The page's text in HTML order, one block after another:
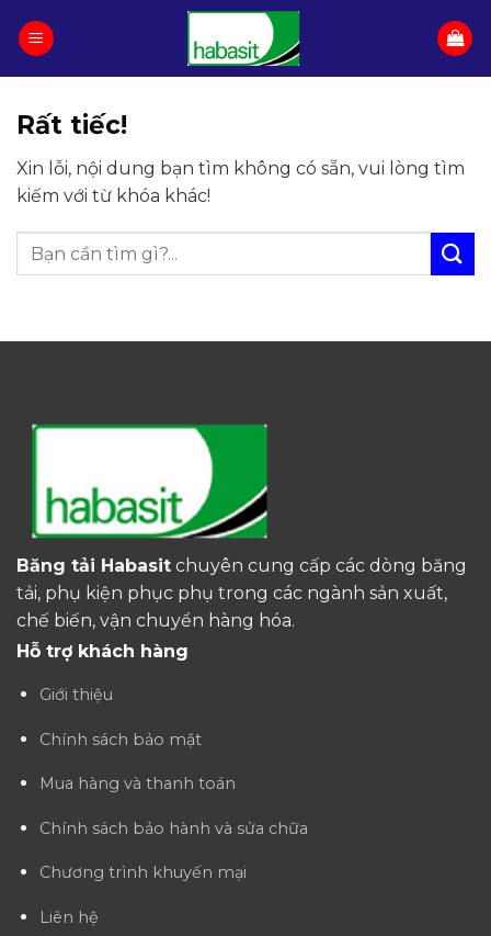
đến
Rất tiếc!
Xin lỗi, nội dung bạn tìm không có sẵn, vui lòng tìm
kiếm với từ khóa khác!
Băng tải Habasit chuyên cung cấp các dòng băng
tải, phụ kiện phục phụ trong các ngành sản xuất,
chế biến, vận chuyển hàng hóa.
Hỗ trợ khách hàng
Giới thiệu
Chính sách bảo mật
Mua hàng và thanh toán
Chính sách bảo hành và sửa chữa
Chương trình khuyến mại
Liên hệ